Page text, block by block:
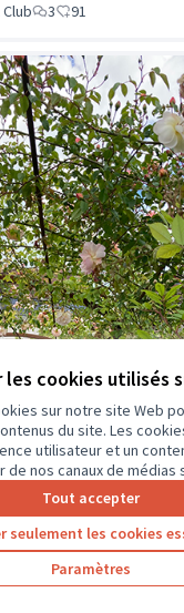
cookies utilisés
sur notre site Web
du site. Les
utilisateur et un
nos canaux de médias
Tout accepter
seulement les cookies
Paramètres
3 91